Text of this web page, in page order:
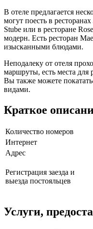
В отеле предлагается
могут поесть в
Stube или в ресторане
модерн. Есть ресторан
изысканными блюдами.
Неподалеку от отеля
маршруты, есть места
Вы также можете
видами.
Краткое
Количество номеров
Интернет
Адрес
Регистрация заезда и
выезда постояльцев
Услуги,